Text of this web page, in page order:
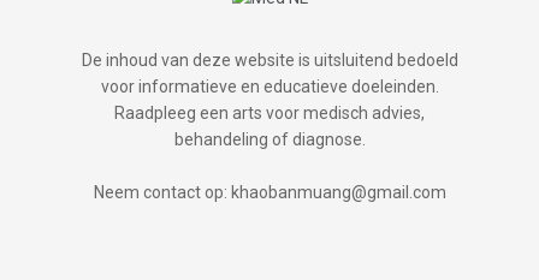
De inhoud van deze website is uitsluitend bedoeld
voor informatieve en educatieve doeleinden.
Raadpleeg een arts voor medisch advies,
behandeling of diagnose.
Neem contact op: khaobanmuang@gmail.com